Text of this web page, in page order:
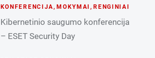
KONFERENCIJA ,MOKYMAI ,RENGINIAI
Kibernetinio saugumo konferencija
– ESET Security Day